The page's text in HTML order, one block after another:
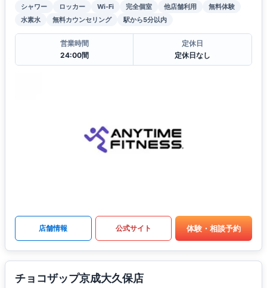
シャワー ロッカー Wi-Fi 完全個室 他店舗利用
無料体験
水素水
無料カウンセリング 駅から5分以内
営業時間
24:00間
定休日
定休日なし
店舗情報 公式サイト 体験・相談予約
チョコザップ京成大久保店